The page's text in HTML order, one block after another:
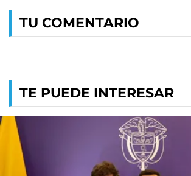
TU COMENTARIO
TE PUEDE INTERESAR